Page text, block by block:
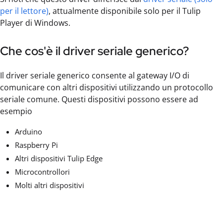
per il lettore), attualmente disponibile solo per il Tulip
Player di Windows.
Che cos'è il driver seriale generico?
Il driver seriale generico consente al gateway I/O di
comunicare con altri dispositivi utilizzando un protocollo
seriale comune. Questi dispositivi possono essere ad
esempio
Arduino
Raspberry Pi
Altri dispositivi Tulip Edge
Microcontrollori
Molti altri dispositivi